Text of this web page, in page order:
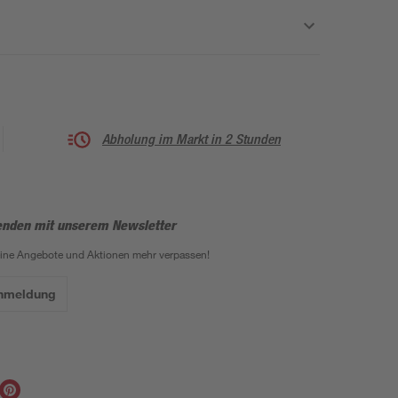
Abholung im Markt in 2 Stunden
mit unserem Newsletter
Angebote und Aktionen mehr verpassen!